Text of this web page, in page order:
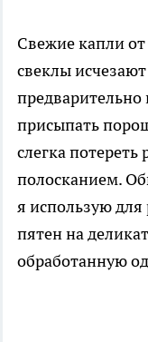
Свежие капли
свеклы
присыпать
слегка
полосканием.
я использую
пятен на
обработанную